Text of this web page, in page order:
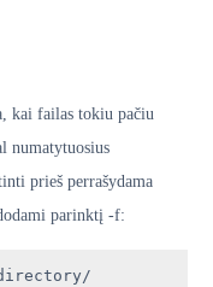
kai failas tokiu pačiu
numatytuosius
prieš perrašydama
parinktį -f: